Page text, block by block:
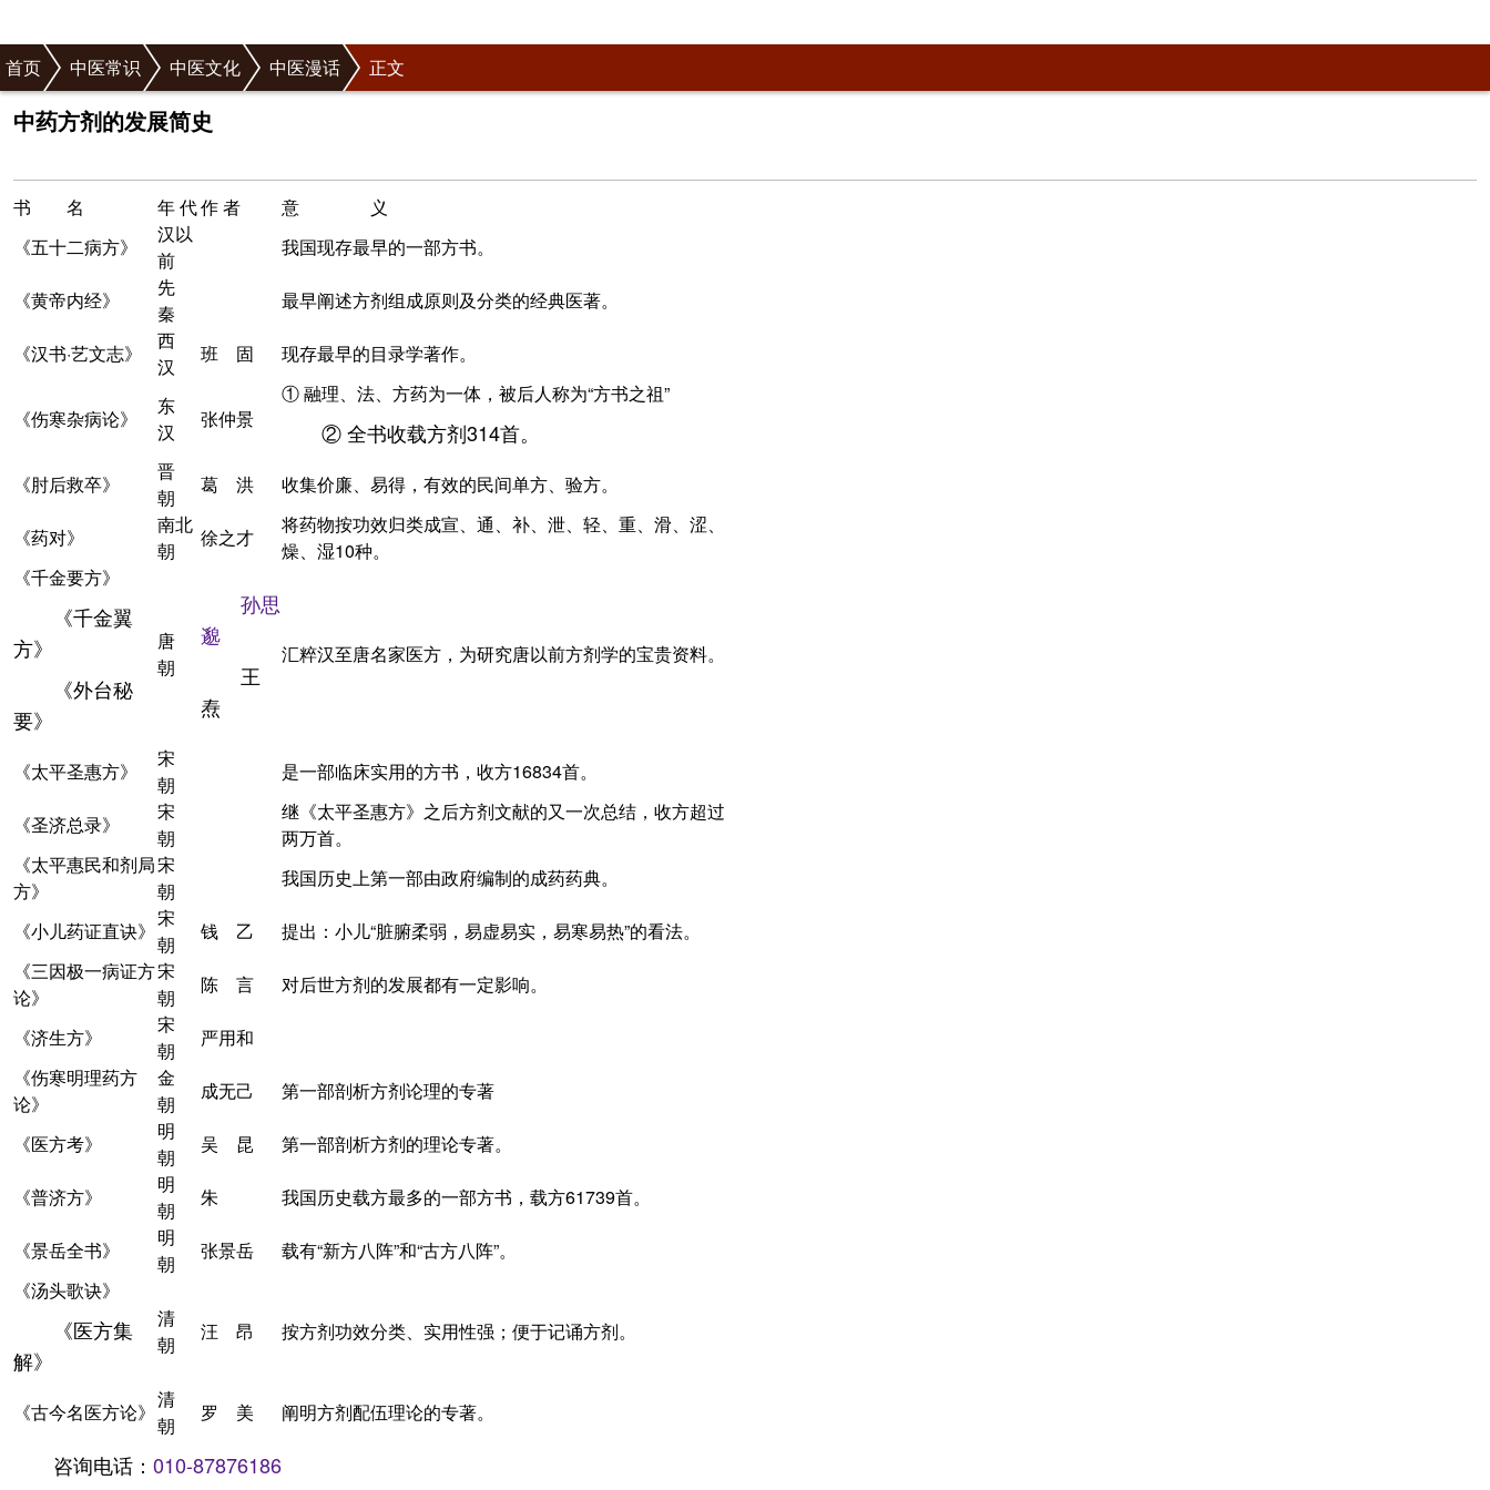
首页 中医常识 中医文化 中医漫话 正文
中药方剂的发展简史
书 名 年 代作 者
意 义
《五十二病方》
汉以
前
我国现存最早的一部方书。
《黄帝内经》
先
秦
最早阐述方剂组成原则及分类的经典医著。
《汉书·艺文志》
西
汉
班 固 现存最早的目录学著作。
《伤寒杂病论》
东
汉
张仲景
① 融理、法、方药为一体，被后人称为“方书之祖”
② 全书收载方剂314首。
《肘后救卒》
晋
朝
葛 洪 收集价廉、易得，有效的民间单方、验方。
《药对》
南北
朝
徐之才
将药物按功效归类成宣、通、补、泄、轻、重、滑、涩、
燥、湿10种。
《千金要方》
《千金翼
方》
《外台秘
要》
唐
朝
孙思
邈
王
焘
汇粹汉至唐名家医方，为研究唐以前方剂学的宝贵资料。
《太平圣惠方》
宋
朝
是一部临床实用的方书，收方16834首。
《圣济总录》
宋
朝
继《太平圣惠方》之后方剂文献的又一次总结，收方超过
两万首。
《太平惠民和剂局
方》
宋
朝
我国历史上第一部由政府编制的成药药典。
《小儿药证直诀》
宋
朝
钱 乙
提出：小儿“脏腑柔弱，易虚易实，易寒易热”的看法。
《三因极一病证方
论》
宋
朝
陈 言 对后世方剂的发展都有一定影响。
《济生方》
宋
朝
严用和
《伤寒明理药方
论》
金
朝
成无己 第一部剖析方剂论理的专著
《医方考》
明
朝
吴 昆 第一部剖析方剂的理论专著。
《普济方》
明
朝
朱 我国历史载方最多的一部方书，载方61739首。
《景岳全书》
明
朝
张景岳
载有“新方八阵”和“古方八阵”。
《汤头歌诀》
《医方集
解》
清
朝
汪 昂 按方剂功效分类、实用性强；便于记诵方剂。
《古今名医方论》
清
朝
罗 美 阐明方剂配伍理论的专著。
咨询电话： 010-87876186